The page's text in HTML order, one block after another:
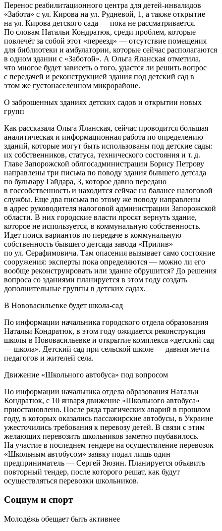
Перенос реабилитационного центра для детей-инвалидов
«Забота» с ул. Кирова на ул. Рудневой, 1, а также открытие
на ул. Кирова детского сада — пока не рассматривается.
По словам Натальи Кондратюк, среди проблем, которые
повлечёт за собой этот «переезд» — отсутствие помещения
для библиотеки и амбулатории, которые сейчас располагаются
в одном здании с «Заботой». А Ольга Яланская отметила,
что многое будет зависеть о того, удастся ли решить вопрос
с передачей и реконструкцией здания под детский сад в
этом же густонаселенном микрорайоне.
О заброшенных зданиях детских садов и открытии новых
групп
Как рассказала Ольга Яланская, сейчас проводится большая
аналитическая и информационная работа по определению
зданий, которые могут быть использованы под детские сады:
их собственников, статуса, технического состояния и т. д.
Главе Запорожской облгосадминистрации Борису Петрову
направлены три письма по поводу здания бывшего детсада
по бульвару Гайдара, 3, которое давно передано
в госсобственность и находится сейчас на балансе налоговой
службы. Еще два письма по этому же поводу направлены
в адрес руководителя налоговой администрации Запорожской
области. В них городские власти просят вернуть здание,
которое не используется, в коммунальную собственность.
Идет поиск вариантов по передаче в коммунальную
собственность бывшего детсада завода «Прилив»
по ул. Серафимовича. Там опасения вызывает само состояние
сооружения: эксперты пока определяются — можно ли его
вообще реконструировать или здание обрушится? До решения
вопроса со зданиями планируется в этом году создать
дополнительные группы в детских садах.
В Нововасильевке будет школа-сад
По информации начальника городского отдела образования
Натальи Кондратюк, в этом году ожидается реконструкция
школы в Нововасильевке и открытие комплекса «детский сад
— школа». Детский сад при сельской школе — давняя мечта
педагогов и жителей села.
Движение «Школьного автобуса» под вопросом
По информации начальника отдела образования Натальи
Кондратюк, с 10 января движение «Школьного автобуса»
приостановлено. После ряда трагических аварий в прошлом
году, в которых оказались пассажирские автобусы, в Украине
ужесточились требования к перевозу детей. В связи с этим
желающих перевозить школьников заметно поубавилось.
На участие в последнем тендере на осуществление перевозок
«Школьным автобусом» заявку подал лишь один
предприниматель — Сергей Зюзин. Планируется объявить
повторный тендер, после которого решат, как будут
осуществляться перевозки школьников.
Социум и спорт
Молодёжь обещает быть активнее